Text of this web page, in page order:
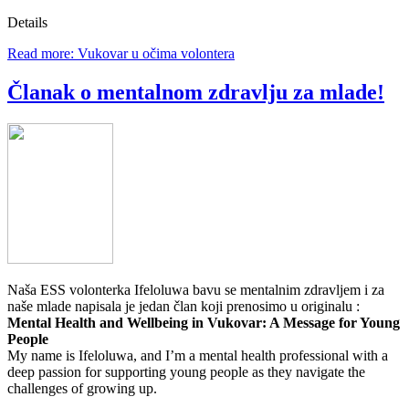
Details
Read more: Vukovar u očima volontera
Članak o mentalnom zdravlju za mlade!
Naša ESS volonterka Ifeloluwa bavu se mentalnim zdravljem i za
naše mlade napisala je jedan član koji prenosimo u originalu :
Mental Health and Wellbeing in Vukovar: A Message for Young
People
My name is Ifeloluwa, and I’m a mental health professional with a
deep passion for supporting young people as they navigate the
challenges of growing up.